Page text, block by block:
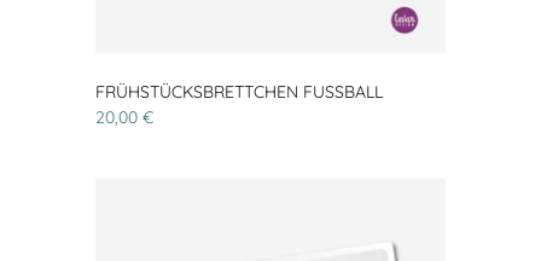
FRÜHSTÜCKSBRETTCHEN FUSSBALL
20,00 €